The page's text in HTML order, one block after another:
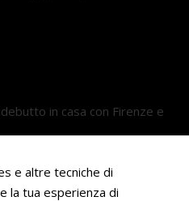
in casa con Firenze e
veneto
e altre tecniche di
la tua esperienza di